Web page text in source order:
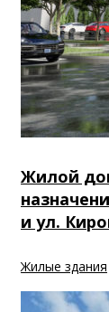
Жилой
и ул.
Жилые здания